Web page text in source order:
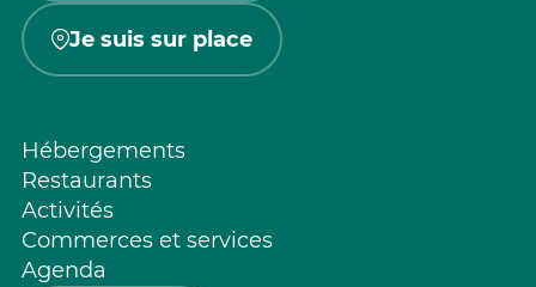
Je suis sur place
Hébergements
Restaurants
Activités
Commerces et services
Agenda